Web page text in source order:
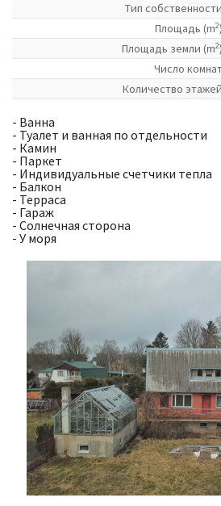
Tип
Площадь (m2
Площадь земли (m2
Число
Количество
- Ванна
- Туалет и ванная по отдельности
- Камин
- Паркет
- Индивидуальные счетчики тепла
- Балкон
- Терраса
- Гараж
- Солнечная сторона
- У моря